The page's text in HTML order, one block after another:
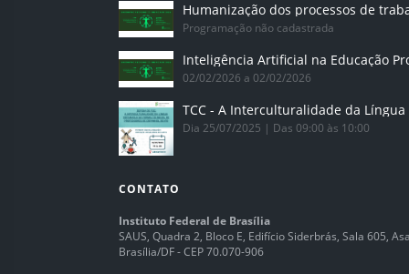
Humanização dos processos de
Programação não cadastrada
02/02/2026 a 02/02/2026
Dia 25/07/2025 | Das 09:00 às 10:00
CONTATO
Instituto Federal de Brasília
SAUS, Quadra 2, Bloco E, Edifício Siderbrás, Sala 605,
Brasília/DF - CEP 70.070-906